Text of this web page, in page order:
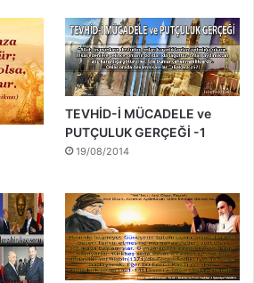
TEVHİD-İ MÜCADELE ve
PUTÇULUK GERÇEĞİ -1
19/08/2014